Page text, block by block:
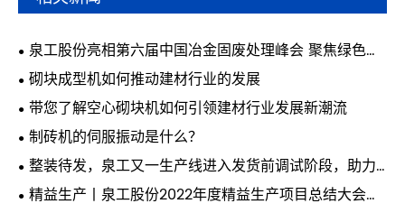
泉工股份亮相第六届中国冶金固废处理峰会 聚焦绿色智
能固废制砖技术
砌块成型机如何推动建材行业的发展
带您了解空心砌块机如何引领建材行业发展新潮流
制砖机的伺服振动是什么？
整装待发，泉工又一生产线进入发货前调试阶段，助力
华中城市提速发展
精益生产丨泉工股份2022年度精益生产项目总结大会隆